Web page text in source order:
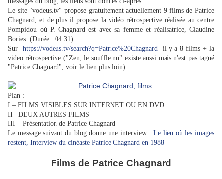
Le site "vodeus.tv" propose gratuitement actuellement 9 films de Patrice
Chagnard, et de plus il propose la vidéo rétrospective réalisée au centre
Pompidou où P. Chagnard est avec sa femme et réalisatrice, Claudine
Bories. (Durée : 04:31)
Sur https://vodeus.tv/search?q=Patrice%20Chagnardil y a 8 films + la
video rétrospective ("Zen, le souffle nu" existe aussi mais n'est pas tagué
"Patrice Chagnard", voir le lien plus loin)
Plan :
I – FILMS VISIBLES SUR INTERNET OU EN DVD
II –DEUX AUTRES FILMS
III – Présentation de Patrice Chagnard
Le message suivant du blog donne une interview :Le lieu où les images
restent, Interview du cinéaste Patrice Chagnard en 1988
Films de Patrice Chagnard